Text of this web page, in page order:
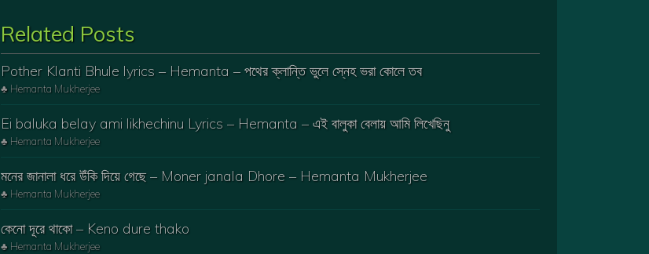
Related Posts
Pother Klanti Bhule lyrics – Hemanta – পথের ক্লান্তি ভুলে স্নেহ ভরা কোলে তব
♣ Hemanta Mukherjee
Ei baluka belay ami likhechinu Lyrics – Hemanta – এই বালুকা বেলায় আমি লিখেছিনু
♣ Hemanta Mukherjee
মনের জানালা ধরে উঁকি দিয়ে গেছে – Moner janala Dhore – Hemanta Mukherjee
♣ Hemanta Mukherjee
কেনো দূরে থাকো – Keno dure thako
♣ Hemanta Mukherjee